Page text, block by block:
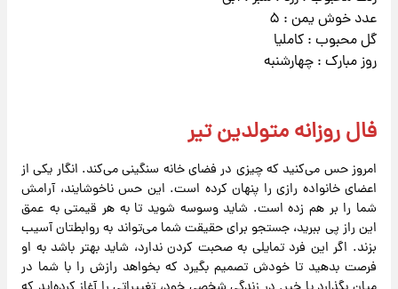
عدد خوش یمن : ۵
گل محبوب : کاملیا
روز مبارک : چهارشنبه
فال روزانه متولدین تیر
امروز حس می‌کنید که چیزی در فضای خانه سنگینی می‌کند. انگار یکی از
اعضای خانواده رازی را پنهان کرده است. این حس ناخوشایند، آرامش
شما را بر هم زده است. شاید وسوسه شوید تا به هر قیمتی به عمق
این راز پی ببرید، جستجو برای حقیقت شما می‌تواند به روابطتان آسیب
بزند. اگر این فرد تمایلی به صحبت کردن ندارد، شاید بهتر باشد به او
فرصت بدهید تا خودش تصمیم بگیرد که بخواهد رازش را با شما در